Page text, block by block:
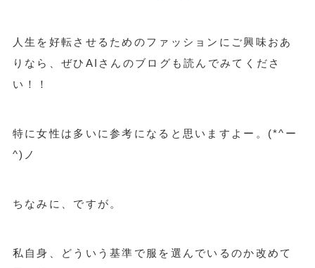
人生を好転させるためのファッションにご興味おあ
りなら、ぜひAIさんのブログも読んでみてくださ
い！！
特に女性は多いに参考になると思いますよー。(*^ー
^)ノ
ちなみに、ですが。
私自身、どういう基準で服を選んでいるのか改めて